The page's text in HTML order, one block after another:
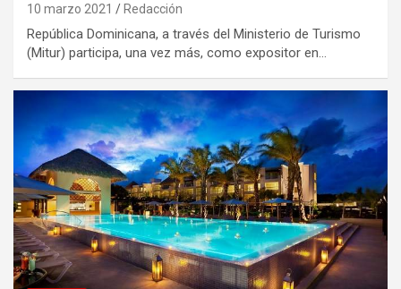
10 marzo 2021 Redacción
República Dominicana, a través del Ministerio de Turismo
(Mitur) participa, una vez más, como expositor en…